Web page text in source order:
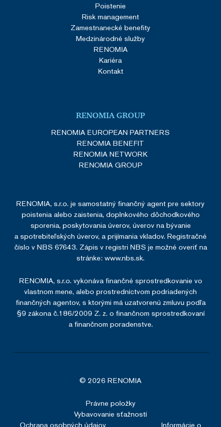
Poistenie
Risk management
Zamestnanecké benefity
Medzinárodné služby
RENOMIA
Kariéra
Kontakt
RENOMIA GROUP
RENOMIA EUROPEAN PARTNERS
RENOMIA BENEFIT
RENOMIA NETWORK
RENOMIA GROUP
RENOMIA, s.r.o. je samostatný finančný agent pre sektory
poistenia alebo zaistenia, doplnkového dôchodkového
sporenia, poskytovania úverov, úverov na bývanie
a spotrebiteľských úverov, a prijímania vkladov. Registračné
číslo v NBS 67643. Zápis v registri NBS je možné overiť na
stránke: www.nbs.sk.
RENOMIA, s.r.o. vykonáva finančné sprostredkovanie vo
vlastnom mene, alebo prostredníctvom podriadených
finančných agentov, s ktorými má uzatvorenú zmluvu podľa
§9 zákona č.186/2009 Z. z. o finančnom sprostredkovaní
a finančnom poradenstve.
© 2026 RENOMIA
Právne položky
Vybavovanie sťažností
Ochrana osobných údajov
Informácie o